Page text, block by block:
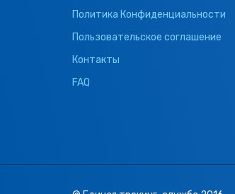
Политика Конфиденциальности
Пользовательское соглашение
Контакты
FAQ